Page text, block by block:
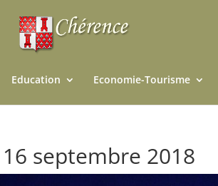
Education Economie-Tourisme
septembre 2018